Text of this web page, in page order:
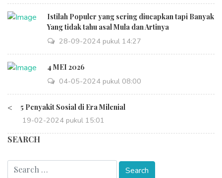
Istilah Populer yang sering diucapkan tapi Banyak
Yang tidak tahu asal Mula dan Artinya
28-09-2024 pukul 14:27
4 MEI 2026
04-05-2024 pukul 08:00
< 5 Penyakit Sosial di Era Milenial
19-02-2024 pukul 15:01
SEARCH